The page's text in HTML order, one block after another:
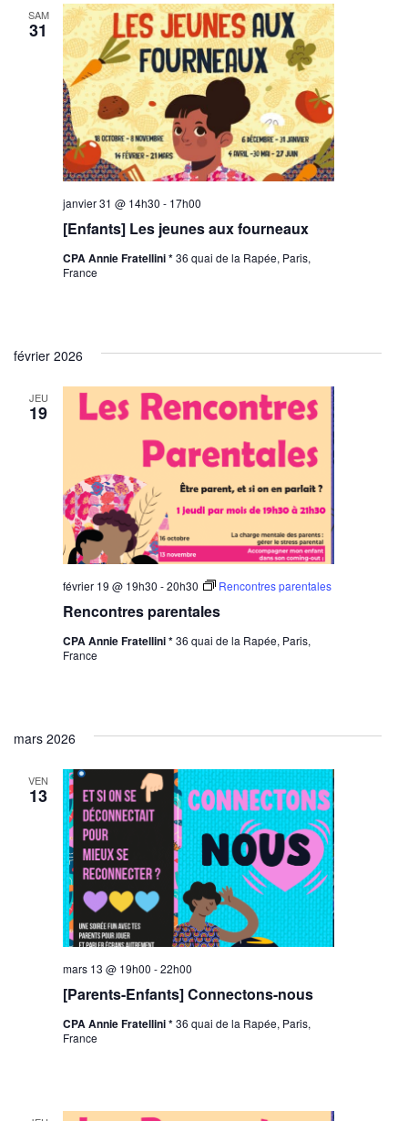
SAM
31
[Enfants] Les jeunes aux fourneaux
janvier 31 @ 14h30 - 17h00
CPA Annie Fratellini *36 quai de la Rapée, Paris,
France
février 2026
JEU
19
Rencontres parentales
février 19 @ 19h30 -20h30 Rencontres parentales
CPA Annie Fratellini *36 quai de la Rapée, Paris,
France
mars 2026
VEN
13
[Parents-Enfants] Connectons-nous
mars 13 @ 19h00 -22h00
CPA Annie Fratellini *36 quai de la Rapée, Paris,
France